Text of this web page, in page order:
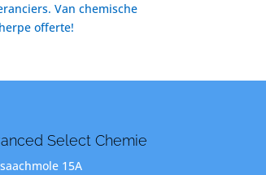
Van chemische
offerte!
Select Chemie
15A